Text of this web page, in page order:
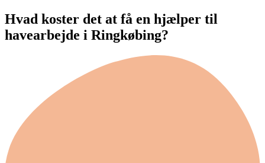
Hvad koster det at få en hjælper til
havearbejde i Ringkøbing?